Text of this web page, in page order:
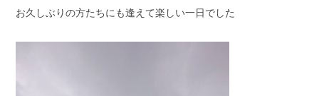
お久しぶりの方たちにも逢えて楽しい一日でした